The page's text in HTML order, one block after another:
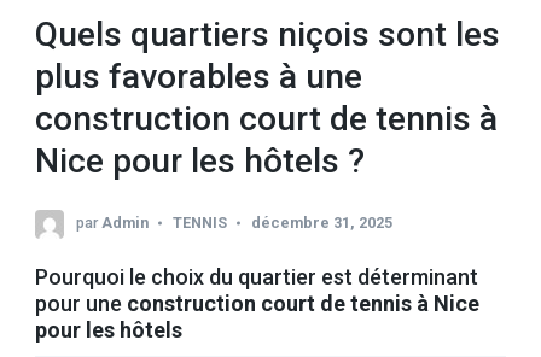
Quels quartiers niçois sont les
plus favorables à une
construction court de tennis à
Nice pour les hôtels ?
parAdmin TENNIS décembre 31, 2025
Pourquoi le choix du quartier est déterminant
pour une construction court de tennis à Nice
pour les hôtels